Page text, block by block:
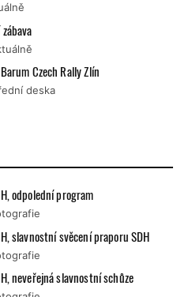
Czech Rally Zlín
deska
odpolední program
slavnostní svěcení praporu SDH
neveřejná slavnostní schůze